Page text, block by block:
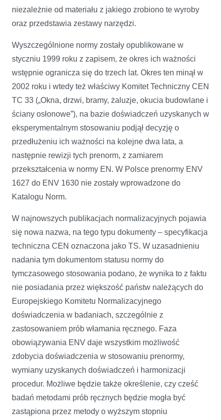
niezależnie od materiału z jakiego zrobiono te wyroby
oraz przedstawia zestawy narzędzi.
Wyszczególnione normy zostały opublikowane w
styczniu 1999 roku z zapisem, że okres ich ważności
wstępnie ogranicza się do trzech lat. Okres ten minął w
2002 roku i wtedy też właściwy Komitet Techniczny CEN
TC 33 („Okna, drzwi, bramy, żaluzje, okucia budowlane i
ściany osłonowe”), na bazie doświadczeń uzyskanych w
eksperymentalnym stosowaniu podjął decyzję o
przedłużeniu ich ważności na kolejne dwa lata, a
następnie rewizji tych prenorm, z zamiarem
przekształcenia w normy EN. W Polsce prenormy ENV
1627 do ENV 1630 nie zostały wprowadzone do
Katalogu Norm.
W najnowszych publikacjach normalizacyjnych pojawia
się nowa nazwa, na tego typu dokumenty – specyfikacja
techniczna CEN oznaczona jako TS. W uzasadnieniu
nadania tym dokumentom statusu normy do
tymczasowego stosowania podano, że wynika to z faktu
nie posiadania przez większość państw należących do
Europejskiego Komitetu Normalizacyjnego
doświadczenia w badaniach, szczególnie z
zastosowaniem prób włamania ręcznego. Faza
obowiązywania ENV daje wszystkim możliwość
zdobycia doświadczenia w stosowaniu prenormy,
wymiany uzyskanych doświadczeń i harmonizacji
procedur. Możliwe będzie także określenie, czy cześć
badań metodami prób ręcznych będzie mogła być
zastąpiona przez metody o wyższym stopniu